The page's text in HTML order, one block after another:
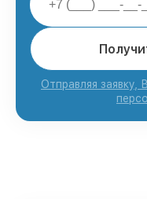
Отправляя заявку,